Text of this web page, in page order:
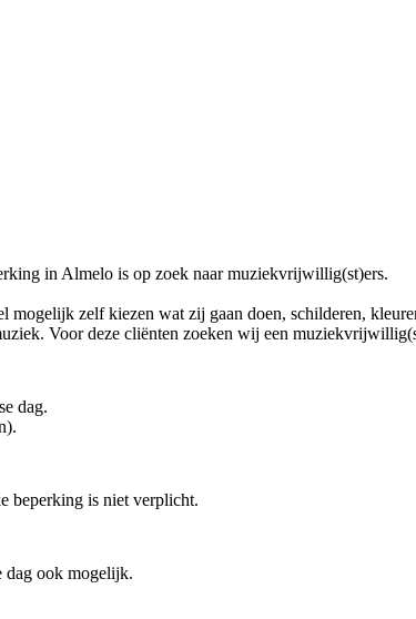
in Almelo is op zoek naar muziekvrijwillig(st)ers.
mogelijk zelf kiezen wat zij gaan doen, schilderen,
Voor deze cliënten zoeken wij een
dag.
beperking is niet verplicht.
dag ook mogelijk.